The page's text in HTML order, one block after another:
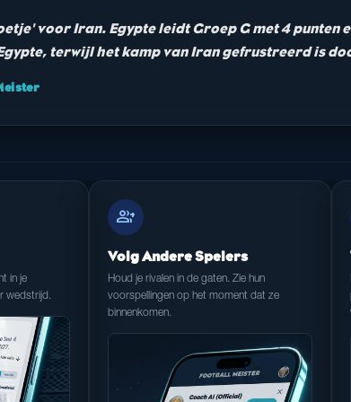
voor Iran. Egypte leidt Groep G met 4 punten
terwijl het kamp van Iran gefrustreerd is
in je
wedstrijd.
group_add
Volg Andere Spelers
Houd je rivalen in de gaten. Zie hun
voorspellingen op het moment dat ze
binnenkomen.